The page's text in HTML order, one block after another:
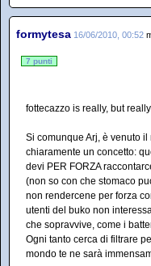
formytesa 16/06/2010, 00:52
7 punti
fottecazzo is really, but
Si comunque Arj, è venuto
chiaramente un concetto:
devi PER FORZA
(non so con che stomaco
non rendercene per forza
utenti del buko non
che sopravvive, come i
Ogni tanto cerca di filtrare
mondo te ne sarà